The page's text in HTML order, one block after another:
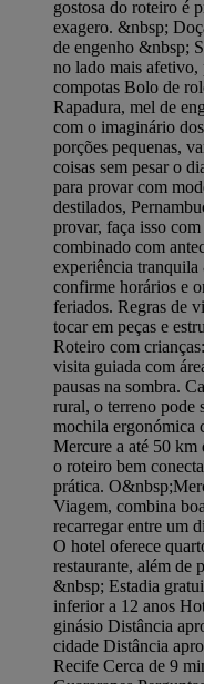
gostosa do roteiro é
exagero. &nbsp;
de engenho &nbsp;
no lado mais afetivo,
compotas Bolo de
Rapadura, mel de
com o imaginário
porções pequenas,
coisas sem pesar o
para provar com
destilados,
provar, faça isso
combinado com
experiência tranquila
confirme horários e
feriados. Regras de
tocar em peças e
Roteiro com
visita guiada com
pausas na sombra.
rural, o terreno pode
mochila ergonómica
Mercure a até 50 km
o roteiro bem
prática.
Viagem, combina
recarregar entre um
O hotel oferece
restaurante, além de
&nbsp; Estadia
inferior a 12 anos
ginásio Distância
cidade Distância
Recife Cerca de 9